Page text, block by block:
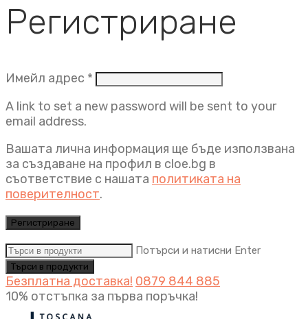
Регистриране
Имейл адрес * Задължително
A link to set a new password will be sent to your
email address.
Вашата лична информация ще бъде използвана
за създаване на профил в cloe.bg в
съответствие с нашата политиката на
поверителност.
Регистриране
Потърси и натисни Enter
Безплатна доставка! 0879 844 885
10% отстъпка за първа поръчка!